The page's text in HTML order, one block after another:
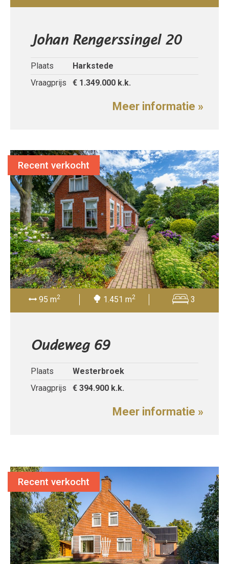
Johan Rengerssingel 20
Plaats
Harkstede
Vraagprijs
€ 1.349.000 k.k.
Meer informatie »
95 m2 1.451 m2 3
Oudeweg 69
Plaats
Westerbroek
Vraagprijs
€ 394.900 k.k.
Meer informatie »
Recent verkocht
Recent verkocht